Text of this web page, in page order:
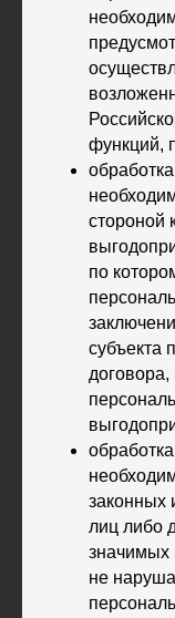
функций,
стороной
по
субъекта
договора,
законных
лиц либо
значимых
не